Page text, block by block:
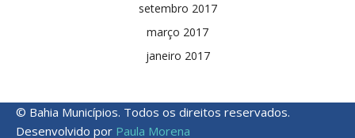
setembro 2017
março 2017
janeiro 2017
© Bahia Municípios. Todos os direitos reservados.
Desenvolvido por Paula Morena